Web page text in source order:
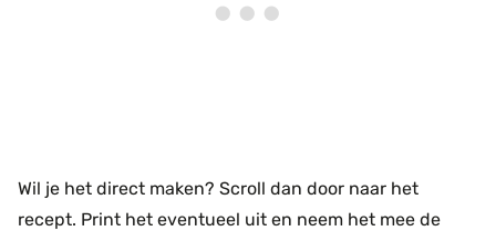
Wil je het direct maken? Scroll dan door naar het
recept. Print het eventueel uit en neem het mee de